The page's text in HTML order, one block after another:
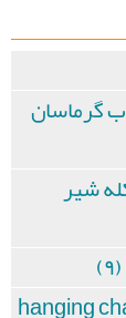
گرماسان
شیر